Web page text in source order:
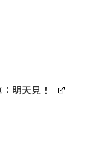
明天見！